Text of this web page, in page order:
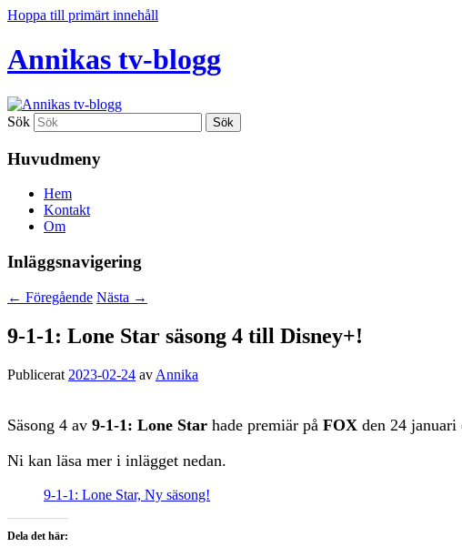
Hoppa till primärt innehåll
Annikas tv-blogg
Sök
Huvudmeny
Hem
Kontakt
Om
Inläggsnavigering
← Föregående Nästa →
9-1-1: Lone Star säsong 4 till Disney+!
Publicerat 2023-02-24 av Annika
Säsong 4 av 9-1-1: Lone Star hade premiär på FOX den 24 januari
Ni kan läsa mer i inlägget nedan.
9-1-1: Lone Star, Ny säsong!
Dela det här: